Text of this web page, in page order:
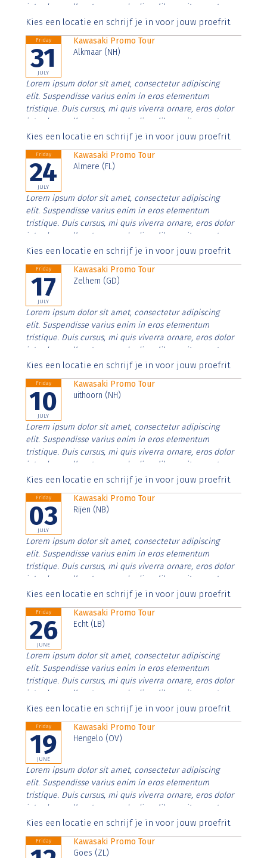
interdum nulla, ut commodo diam libero vitae erat.
Aenean faucibus nibh et justo cursus id rutrum lorem
Kies een locatie en schrijf je in voor jouw proefrit
Friday
31
JULY
Kawasaki Promo Tour
Alkmaar (NH)
Lorem ipsum dolor sit amet, consectetur adipiscing
elit. Suspendisse varius enim in eros elementum
tristique. Duis cursus, mi quis viverra ornare, eros dolor
interdum nulla, ut commodo diam libero vitae erat.
Aenean faucibus nibh et justo cursus id rutrum lorem
Kies een locatie en schrijf je in voor jouw proefrit
Friday
24
JULY
Kawasaki Promo Tour
Almere (FL)
Lorem ipsum dolor sit amet, consectetur adipiscing
elit. Suspendisse varius enim in eros elementum
tristique. Duis cursus, mi quis viverra ornare, eros dolor
interdum nulla, ut commodo diam libero vitae erat.
Aenean faucibus nibh et justo cursus id rutrum lorem
Kies een locatie en schrijf je in voor jouw proefrit
Friday
17
JULY
Kawasaki Promo Tour
Zelhem (GD)
Lorem ipsum dolor sit amet, consectetur adipiscing
elit. Suspendisse varius enim in eros elementum
tristique. Duis cursus, mi quis viverra ornare, eros dolor
interdum nulla, ut commodo diam libero vitae erat.
Aenean faucibus nibh et justo cursus id rutrum lorem
Kies een locatie en schrijf je in voor jouw proefrit
Friday
10
JULY
Kawasaki Promo Tour
uithoorn (NH)
Lorem ipsum dolor sit amet, consectetur adipiscing
elit. Suspendisse varius enim in eros elementum
tristique. Duis cursus, mi quis viverra ornare, eros dolor
interdum nulla, ut commodo diam libero vitae erat.
Aenean faucibus nibh et justo cursus id rutrum lorem
Kies een locatie en schrijf je in voor jouw proefrit
Friday
03
JULY
Kawasaki Promo Tour
Rijen (NB)
Lorem ipsum dolor sit amet, consectetur adipiscing
elit. Suspendisse varius enim in eros elementum
tristique. Duis cursus, mi quis viverra ornare, eros dolor
interdum nulla, ut commodo diam libero vitae erat.
Aenean faucibus nibh et justo cursus id rutrum lorem
Kies een locatie en schrijf je in voor jouw proefrit
Friday
26
JUNE
Kawasaki Promo Tour
Echt (LB)
Lorem ipsum dolor sit amet, consectetur adipiscing
elit. Suspendisse varius enim in eros elementum
tristique. Duis cursus, mi quis viverra ornare, eros dolor
interdum nulla, ut commodo diam libero vitae erat.
Aenean faucibus nibh et justo cursus id rutrum lorem
Kies een locatie en schrijf je in voor jouw proefrit
Friday
19
JUNE
Kawasaki Promo Tour
Hengelo (OV)
Lorem ipsum dolor sit amet, consectetur adipiscing
elit. Suspendisse varius enim in eros elementum
tristique. Duis cursus, mi quis viverra ornare, eros dolor
interdum nulla, ut commodo diam libero vitae erat.
Aenean faucibus nibh et justo cursus id rutrum lorem
Kies een locatie en schrijf je in voor jouw proefrit
Friday
Kawasaki Promo Tour
Goes (ZL)